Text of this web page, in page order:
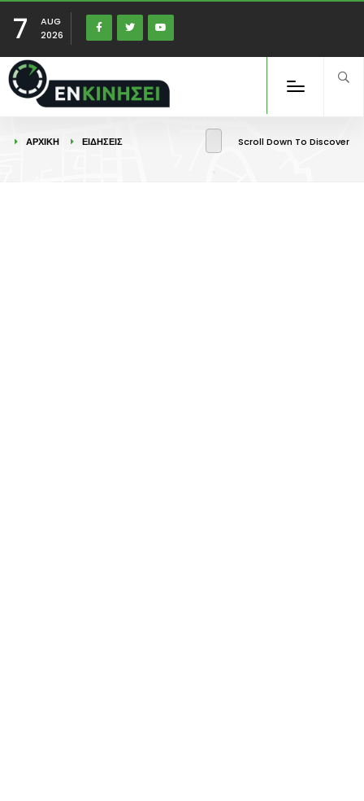
7
AUG
2026
ΑΡΧΙΚΉ ΕΙΔΉΣΕΙΣ Scroll Down To Discover